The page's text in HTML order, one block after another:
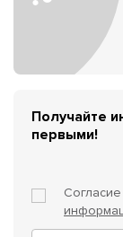
Получайте
первыми!